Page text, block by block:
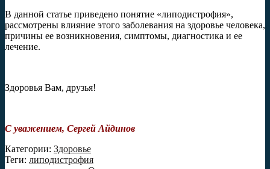
В данной статье приведено понятие «липодистрофия»,
рассмотрены влияние этого заболевания на здоровье человека,
причины ее возникновения, симптомы, диагностика и ее
лечение.
Здоровья Вам, друзья!
С уважением, Сергей Айдинов
Категории: Здоровье
Теги: липодистрофия